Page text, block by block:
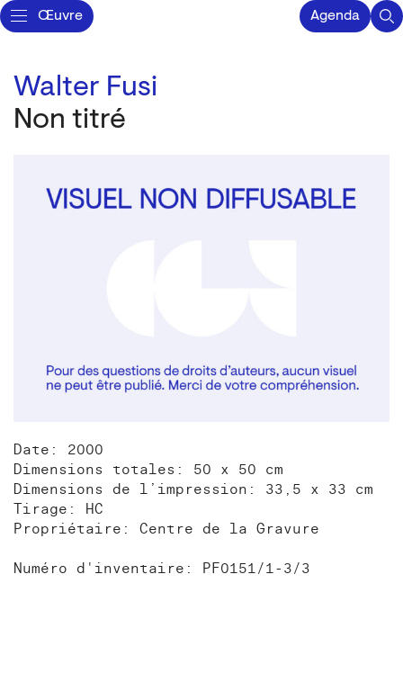
Œuvre Agenda
Walter Fusi
Non titré
Date: 2000
Dimensions totales: 50 x 50 cm
Dimensions de l’impression: 33,5 x 33 cm
Tirage: HC
Propriétaire: Centre de la Gravure
Numéro d'inventaire: PF0151/1-3/3